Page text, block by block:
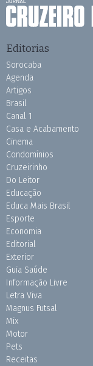
Editorias
Sorocaba
Agenda
Artigos
Brasil
Canal 1
Casa e Acabamento
Cinema
Condomínios
Cruzeirinho
Do Leitor
Educação
Educa Mais Brasil
Esporte
Economia
Editorial
Exterior
Guia Saúde
Informação Livre
Letra Viva
Magnus Futsal
Mix
Motor
Pets
Receitas